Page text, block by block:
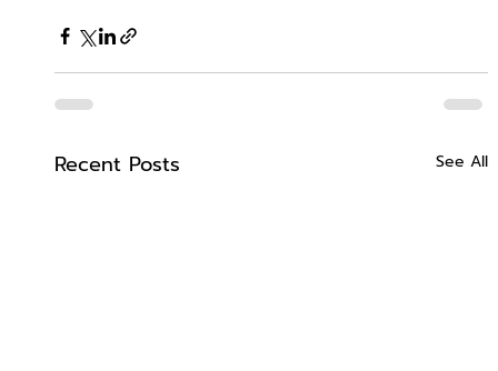
Recent Posts See All